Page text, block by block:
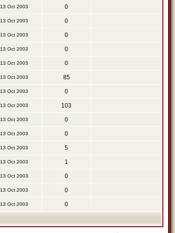
13 Oct 2003 0
13 Oct 2003 0
13 Oct 2003 0
13 Oct 2003 0
13 Oct 2003 0
13 Oct 2003 85
13 Oct 2003 0
13 Oct 2003 103
13 Oct 2003 0
13 Oct 2003 0
13 Oct 2003 5
13 Oct 2003 1
13 Oct 2003 0
13 Oct 2003 0
13 Oct 2003 0